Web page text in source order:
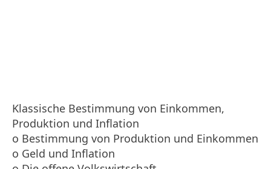
Klassische Bestimmung von Einkommen,
Produktion und Inflation
o Bestimmung von Produktion und Einkommen
o Geld und Inflation